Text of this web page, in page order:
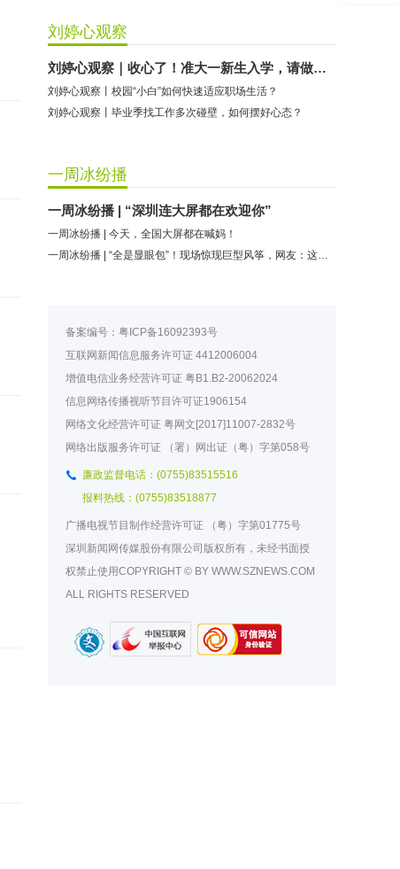
刘婷心观察
刘婷心观察｜收心了！准大一新生入学，请做好这些准备
刘婷心观察丨校园“小白”如何快速适应职场生活？
刘婷心观察丨毕业季找工作多次碰壁，如何摆好心态？
一周冰纷播
一周冰纷播 | “深圳连大屏都在欢迎你”
一周冰纷播 | 今天，全国大屏都在喊妈！
备案编号：粤ICP备16092393号
互联网新闻信息服务许可证4412006004
增值电信业务经营许可证粤B1.B2-20062024
信息网络传播视听节目许可证1906154
网络文化经营许可证粤网文[2017]11007-2832号
网络出版服务许可证
（署）网出证（粤）字第058号
廉政监督电话：(0755)83515516
报料热线：(0755)83518877
广播电视节目制作经营许可证
（粤）字第01775号
深圳新闻网传媒股份有限公司版权所有，未经书面授
权禁止使用COPYRIGHT © BY WWW.SZNEWS.COM
ALL RIGHTS RESERVED